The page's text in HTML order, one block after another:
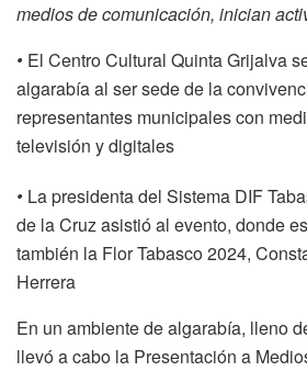
medios de comunicación, inician
• El Centro Cultural Quinta Grijalva
algarabía al ser sede de la
representantes municipales con
televisión y digitales
• La presidenta del Sistema DIF
de la Cruz asistió al evento, donde
también la Flor Tabasco 2024,
Herrera
En un ambiente de algarabía, lleno
llevó a cabo la Presentación a